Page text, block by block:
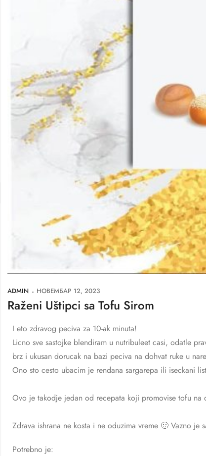
ADMIN НОВЕМБАР 12, 2023
Raženi Uštipci sa Tofu Sirom
I eto zdravog peciva za 10-ak minuta!
Licno sve sastojke blendiram u nutribuleet casi, odatle
brz i ukusan dorucak na bazi peciva na dohvat ruke u
Ono sto cesto ubacim je rendana sargarepa ili iseckani
Ovo je takodje jedan od recepata koji promovise tofu na
Zdrava ishrana ne kosta i ne oduzima vreme 🙂 Vazno je
Potrebno je: